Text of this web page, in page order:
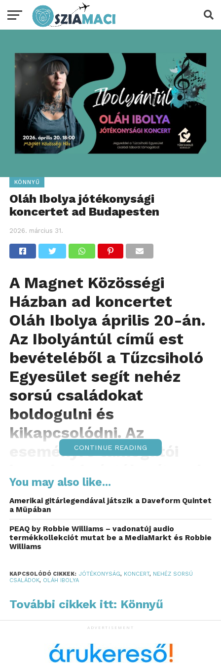
KÖNNYŰ
Oláh Ibolya jótékonysági
koncertet ad Budapesten
2026. március 31.
A Magnet Közösségi
Házban ad koncertet
Oláh Ibolya április 20-án.
Az Ibolyántúl című est
bevételéből a Tűzcsiholó
Egyesület segít nehéz
sorsú családokat
boldogulni és
kikapcsolódni. Az
eseményre támogatói
a segíteni vágyók
számára.
Eddig 19 gyermeket sikerült megóvni attól, hogy
állami gondozásba kerüljön. Most egy különleges
jótékonysági koncert segíthet abban, hogy ez a
Tűzcsiholó Egyesülethonlapján.
Személyes találkozás Oláh
egy olyan ügyért, amely valódi családok életét
formálja. Az előadás nem csupán koncert, hanem
CONTINUE READING
You may also like...
Amerikai gitárlegendával játszik a Daveform Quintet
a Müpában
PEAQ by Robbie Williams – vadonatúj audio
termékkollekciót mutat be a MediaMarkt és Robbie
Williams
KAPCSOLÓDÓ CIKKEK: JÓTÉKONYSÁG, KONCERT, NEHÉZ SORSÚ
CSALÁDOK, OLÁH IBOLYA
További cikkek itt: Könnyű
ADVERTISEMENT